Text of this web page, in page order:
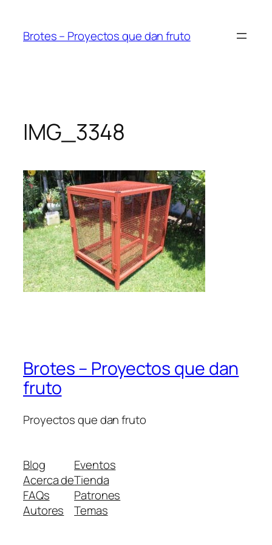
contenido
Brotes – Proyectos que dan fruto
IMG_3348
Brotes – Proyectos que dan
fruto
Proyectos que dan fruto
Blog
Acerca de
FAQs
Autores
Eventos
Tienda
Patrones
Temas